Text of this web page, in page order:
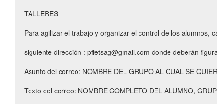
TALLERES
Para agilizar el trabajo y organizar el control de los alumnos,
siguiente dirección : pffetsag@gmail.com donde deberán
Asunto del correo: NOMBRE DEL GRUPO AL CUAL SE
Texto del correo: NOMBRE COMPLETO DEL ALUMNO,